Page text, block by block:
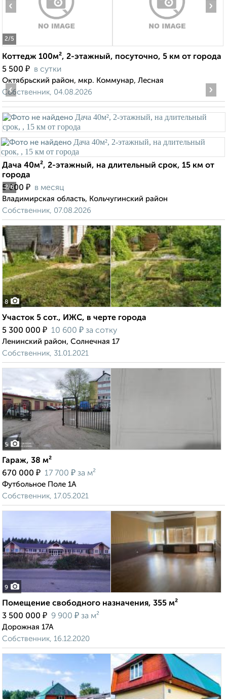
2/5
‹ ›
Коттедж 100м², 2-этажный, посуточно, 5 км от города
5 500 ₽ в сутки
Октябрьский район, мкр. Коммунар, Лесная
Собственник, 04.08.2026
2/6
‹ ›
Дача 40м², 2-этажный, на длительный срок, 15 км от
города
5 000 ₽ в месяц
Владимирская область, Кольчугинский район
Собственник, 07.08.2026
8
Участок 5 сот., ИЖС, в черте города
5 300 000 ₽ 10 600 ₽ за сотку
Ленинский район, Солнечная 17
Собственник, 31.01.2021
5
Гараж, 38 м²
670 000 ₽ 17 700 ₽ за м²
Футбольное Поле 1А
Собственник, 17.05.2021
9
Помещение свободного назначения, 355 м²
3 500 000 ₽ 9 900 ₽ за м²
Дорожная 17А
Собственник, 16.12.2020